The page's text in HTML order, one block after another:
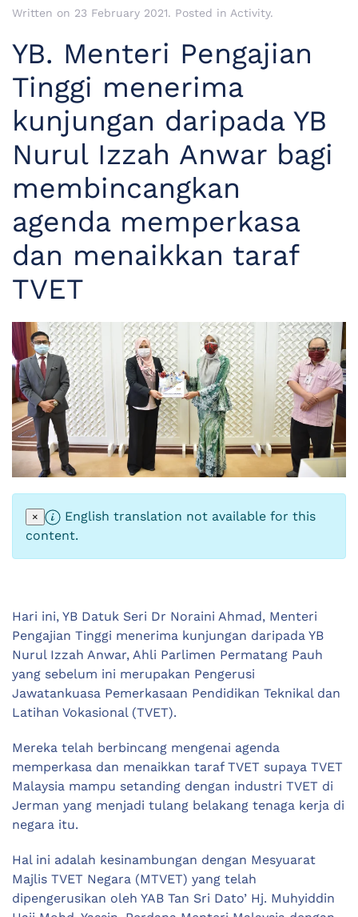
Written on 23 February 2021. Posted in Activity.
YB. Menteri Pengajian
Tinggi menerima
kunjungan daripada YB
Nurul Izzah Anwar bagi
membincangkan
agenda memperkasa
dan menaikkan taraf
TVET
×
English translation not available for this
content.
Hari ini, YB Datuk Seri Dr Noraini Ahmad, Menteri
Pengajian Tinggi menerima kunjungan daripada YB
Nurul Izzah Anwar, Ahli Parlimen Permatang Pauh
yang sebelum ini merupakan Pengerusi
Jawatankuasa Pemerkasaan Pendidikan Teknikal dan
Latihan Vokasional (TVET).
Mereka telah berbincang mengenai agenda
memperkasa dan menaikkan taraf TVET supaya TVET
Malaysia mampu setanding dengan industri TVET di
Jerman yang menjadi tulang belakang tenaga kerja di
negara itu.
Hal ini adalah kesinambungan dengan Mesyuarat
Majlis TVET Negara (MTVET) yang telah
dipengerusikan oleh YAB Tan Sri Dato’ Hj. Muhyiddin